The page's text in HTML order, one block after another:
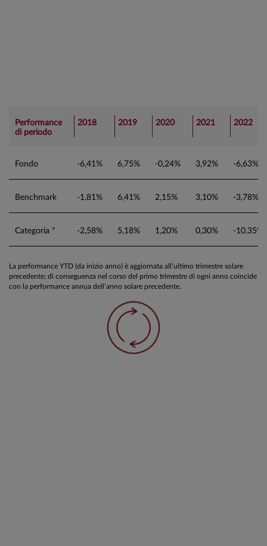
Performance
di periodo
2018 2019 2020 2021 2022
Fondo -6,41% 6,75% -0,24% 3,92% -6,63%
Benchmark -1,81% 6,41% 2,15% 3,10% -3,78%
Categoria * -2,58% 5,18% 1,20% 0,30% -10,35%
La performance YTD (da inizio anno) è aggiornata all’ultimo trimestre solare
precedente; di conseguenza nel corso del primo trimestre di ogni anno coincide
con la performance annua dell’anno solare precedente.